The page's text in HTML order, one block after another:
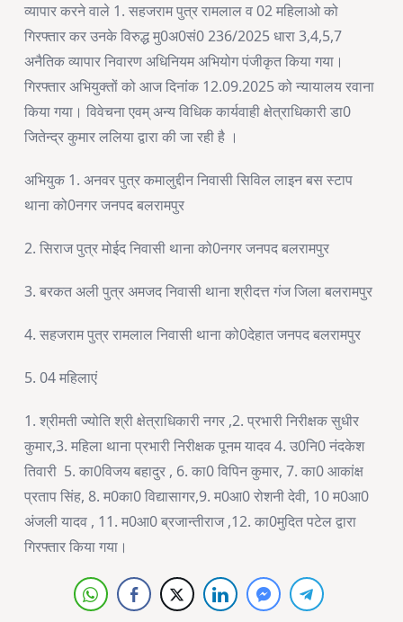
व्यापार करने वाले 1. सहजराम पुत्र रामलाल व 02 महिलाओ को
गिरफ्तार कर उनके विरुद्ध मु0अ0सं0 236/2025 धारा 3,4,5,7
अनैतिक व्यापार निवारण अधिनियम अभियोग पंजीकृत किया गया।
गिरफ्तार अभियुक्तों को आज दिनांंक 12.09.2025 को न्यायालय रवाना
किया गया। विवेचना एवम् अन्य विधिक कार्यवाही क्षेत्राधिकारी डा0
जितेन्द्र कुमार ललिया द्वारा की जा रही है ।
अभियुक 1. अनवर पुत्र कमालुद्दीन निवासी सिविल लाइन बस स्टाप
थाना को0नगर जनपद बलरामपुर
2. सिराज पुत्र मोईद निवासी थाना को0नगर जनपद बलरामपुर
3. बरकत अली पुत्र अमजद निवासी थाना श्रीदत्त गंज जिला बलरामपुर
4. सहजराम पुत्र रामलाल निवासी थाना को0देहात जनपद बलरामपुर
5. 04 महिलाएं
1. श्रीमती ज्योति श्री क्षेत्राधिकारी नगर ,2. प्रभारी निरीक्षक सुधीर
कुमार,3. महिला थाना प्रभारी निरीक्षक पूनम यादव 4. उ0नि0 नंदकेश
तिवारी 5. का0विजय बहादुर , 6. का0 विपिन कुमार, 7. का0 आकांक्ष
प्रताप सिंह, 8. म0का0 विद्यासागर,9. म0आ0 रोशनी देवी, 10 म0आ0
अंजली यादव , 11. म0आ0 ब्रजान्तीराज ,12. का0मुदित पटेल द्वारा
गिरफ्तार किया गया।